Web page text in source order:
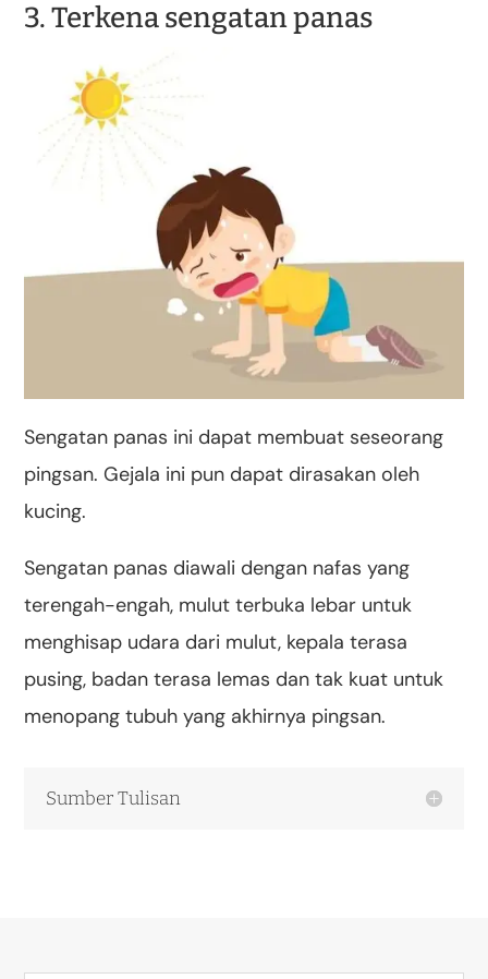
3. Terkena sengatan panas
Sengatan panas ini dapat membuat seseorang
pingsan. Gejala ini pun dapat dirasakan oleh
kucing.
Sengatan panas diawali dengan nafas yang
terengah-engah, mulut terbuka lebar untuk
menghisap udara dari mulut, kepala terasa
pusing, badan terasa lemas dan tak kuat untuk
menopang tubuh yang akhirnya pingsan.
Sumber Tulisan